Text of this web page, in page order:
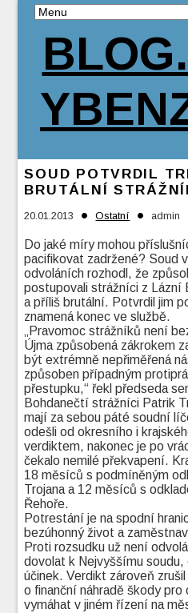
SOUD POTVRDIL
BRUTÁLNÍ
20.01.2013 • Ostatní • admin
Do jaké míry mohou
pacifikovat zadržené? Soud
odvoláních rozhodl, že
postupovali strážníci z Lázní
a příliš brutální. Potvrdil jim
znamená konec ve službě.
„Pravomoc strážníků není
Újma způsobená zákrokem
být extrémně nepřiměřená
způsoben případným
přestupku,“ řekl předseda
Bohdanečtí strážníci Patrik
mají za sebou páté soudní
odešli od okresního i
verdiktem, nakonec je po
čekalo nemilé překvapení.
18 měsíců s podmíněným
Trojana a 12 měsíců s
Řehoře.
Potrestání je na spodní
bezúhonný život a
Proti rozsudku už není
dovolat k Nejvyššímu soudu,
účinek. Verdikt zároveň
o finanční náhradě škody
vymáhat v jiném řízení na